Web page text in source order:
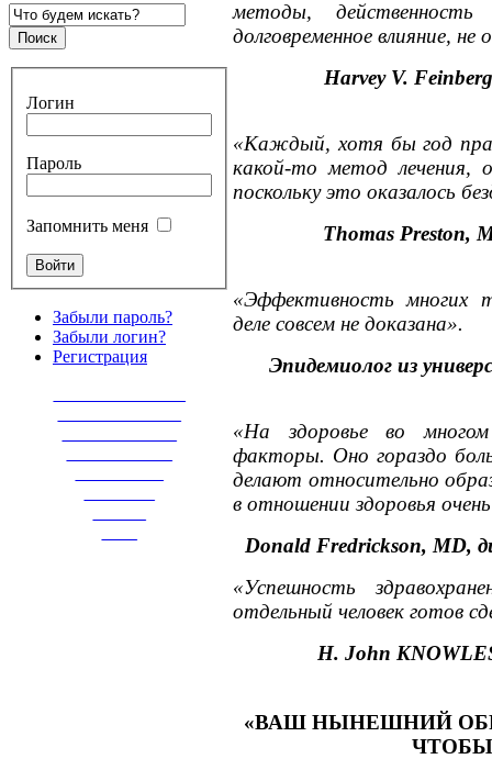
Логин
Пароль
Запомнить меня
Забыли пароль?
Забыли логин?
Регистрация
методы,
долговременное влияние, не
Harvey V.
«Каждый, хотя бы год
какой-то метод лечения,
поскольку это оказалось
Thomas Preston,
«Эффективность многих
деле совсем не доказана».
Эпидемиолог из
«На здоровье во многом
факторы. Оно гораздо
делают относительно
в отношении здоровья
Donald Fredrickson, MD,
«Успешность
отдельный человек готов
H. John
«ВАШ НЫНЕШНИЙ
ЧТОБЫ